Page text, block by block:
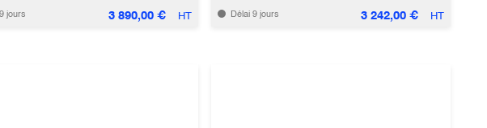
jours 3 890,00€ HT Délai 9 jours 3 242,00 € HT